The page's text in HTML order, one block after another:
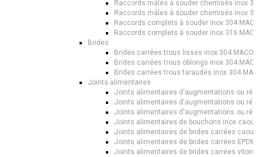
Raccords mâles à souder chemisés inox 304
Raccords mâles à souder chemisés inox 316
Raccords complets à souder inox 304
Raccords complets à souder inox 316
Brides
Brides carrées trous lisses inox 304 MACON
Brides carrées trous oblongs inox 304
Brides carrées trous taraudés inox 304
Joints alimentaires
Joints alimentaires d'augmentations ou
Joints alimentaires d'augmentations ou
Joints alimentaires d'augmentations ou
Joints alimentaires de bouchons inox
Joints alimentaires de brides carrées
Joints alimentaires de brides carrées EPDM
Joints alimentaires de brides carrées viton